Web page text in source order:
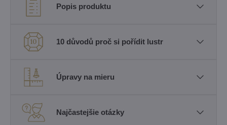
Popis produktu
10 důvodů proč si pořídit lustr
Úpravy na mieru
Najčastejšie otázky